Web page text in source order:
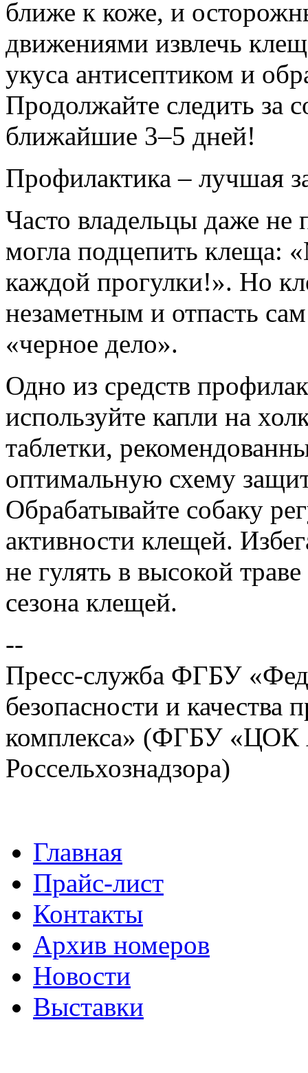
ближе к коже, и
движениями извлечь
укуса антисептиком и
Продолжайте следить за
ближайшие 3–5 дней!
Профилактика – лучшая
Часто владельцы даже не
могла подцепить клеща:
каждой прогулки!». Но
незаметным и отпасть
«черное дело».
Одно из средств
используйте капли на
таблетки,
оптимальную схему
Обрабатывайте собаку
активности клещей.
не гулять в высокой
сезона клещей.
--
Пресс-служба ФГБУ
безопасности и
комплекса» (ФГБУ «ЦОК
Россельхознадзора)
Главная
Прайс-лист
Контакты
Архив номеров
Новости
Выставки